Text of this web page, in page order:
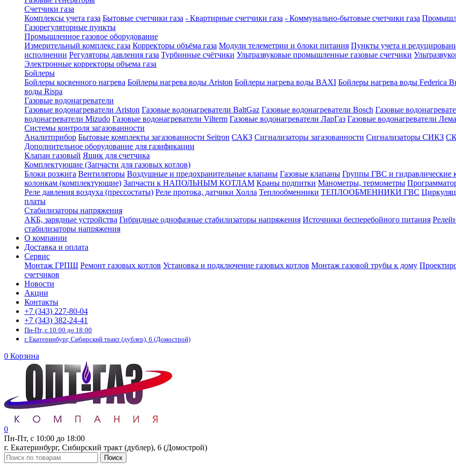
Счетчики газа
Комплексы учета газа Бытовые счетчики газа - Квартирные счетчики газа - Коммунально-бытовые счетчики газа
Газорегуляторные пункты
Промышленное газовое оборудование
Измерительный комплекс газа Корректоры объёма газа Модули телеметрии и блоки питания Пункты учета и
исполнении Регуляторы давления газа Турбинные счётчики Ультразвуковые промышленные газовые счетчики
Электронные корректоры объема газа
Бойлеры
Бойлеры косвенного нагрева Бойлеры нагрева воды Ariston Бойлеры нагрева воды BAXI Бойлеры нагрева воды Federica
воды Rispa
Газовые водонагреватели
Газовые водонагреватели Ariston Газовые водонагреватели BaltGaz Газовые водонагреватели Bosch Газовые
водонагреватели Mizudo Газовые водонагреватели Vilterm Газовые водонагреватели ЛарГаз Газовые водонагреватели
Системы контроля загазованности
Аналитприбор Бытовые комплекты загазованности Seitron САКЗ Сигнализаторы загазованности Сигнализаторы СИКЗ
Дополнительное оборудование для газификации
Клапан газовый Ящик для счетчика
Комплектующие (Запчасти для газовых котлов)
Блоки розжига Вентиляторы Воздушные и предохранительные клапаны Газовые клапаны Группы ГВС и гидравлические
колонкам (комплектующие) Запчасти к НАПОЛЬНЫМ КОТЛАМ Краны подпитки Манометры, термометры
Реле давления воздуха (прессостаты) Реле протока, датчики Холла Теплообменники ТЕПЛООБМЕННИКИ ГВС
платы
Стабилизаторы напряжения
АКБ, зарядные устройства Гибридные однофазные стабилизаторы напряжения Источники бесперебойного питания
стабилизаторы напряжения
О компании
Доставка и оплата
Сервис
Монтаж ГРПШ Ремонт газовых котлов Установка и подключение газовых котлов Монтаж газовой трубы к дому
счетчиков
Новости
Акции
Контакты
+7 (343) 227-80-04
+7 (343) 382-24-41
Пн-Пт, с 10:00 до 18:00
г. Екатеринбург, Сибирский тракт (дублер), 6 (Домострой)
0 Корзина
0
Пн-Пт, с 10:00 до 18:00
г. Екатеринбург, Сибирский тракт (дублер), 6 (Домострой)
Поиск